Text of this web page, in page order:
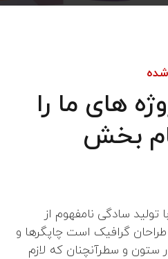
های ما را
بخش
سادگی نامفهوم از
گرافیک است چاپگرها و
ستون و سطرآنچنان که لازم